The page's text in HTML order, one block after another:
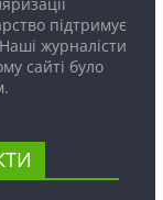
підтримує
журналісти
сайті було